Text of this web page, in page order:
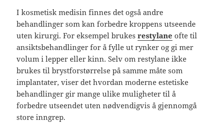
I kosmetisk medisin finnes det også andre
behandlinger som kan forbedre kroppens utseende
uten kirurgi. For eksempel brukesrestylane ofte til
ansiktsbehandlinger for å fylle ut rynker og gi mer
volum i lepper eller kinn. Selv om restylane ikke
brukes til brystforstørrelse på samme måte som
implantater, viser det hvordan moderne estetiske
behandlinger gir mange ulike muligheter til å
forbedre utseendet uten nødvendigvis å gjennomgå
store inngrep.